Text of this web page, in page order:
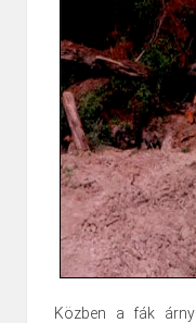
Közben a fák